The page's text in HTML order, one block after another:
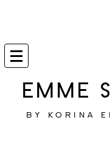
EMME
BY KORINA